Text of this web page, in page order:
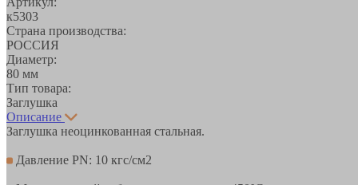
к5303
Страна производства:
РОССИЯ
Диаметр:
80 мм
Тип товара:
Заглушка
Описание
Заглушка неоцинкованная стальная.
Давление PN: 10 кгс/см2